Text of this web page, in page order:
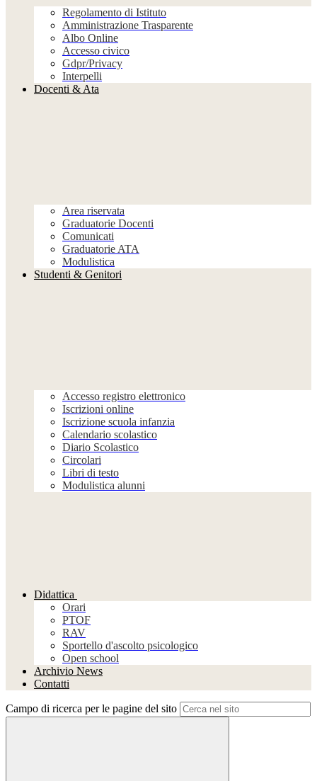
Regolamento di Istituto
Amministrazione Trasparente
Albo Online
Accesso civico
Gdpr/Privacy
Interpelli
Docenti & Ata
Area riservata
Graduatorie Docenti
Comunicati
Graduatorie ATA
Modulistica
Studenti & Genitori
Accesso registro elettronico
Iscrizioni online
Iscrizione scuola infanzia
Calendario scolastico
Diario Scolastico
Circolari
Libri di testo
Modulistica alunni
Didattica
Orari
PTOF
RAV
Sportello d'ascolto psicologico
Open school
Archivio News
Contatti
Campo di ricerca per le pagine del sito